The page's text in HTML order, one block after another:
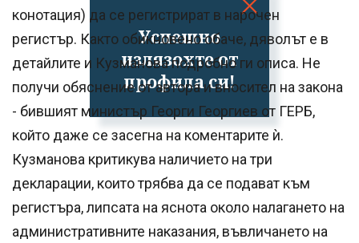
Успешно
излязохте от
профила си!
конотация) да се регистрират в нарочен
регистър. Както обикновено обаче, дяволът е в
детайлите и Кузманова подробно ги описа. Не
получи обяснение от автора и вносител на закона
- бившият министър Георги Георгиев от ГЕРБ,
който даже се засегна на коментарите ѝ.
Кузманова критикува наличието на три
декларации, които трябва да се подават към
регистъра, липсата на яснота около налагането на
административните наказания, въвличането на